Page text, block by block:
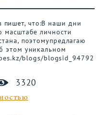
пишет, что:В наши дни
масштабе личности
поэтомупредлагаю
этом уникальном
blogs/blogsid_94792
3320